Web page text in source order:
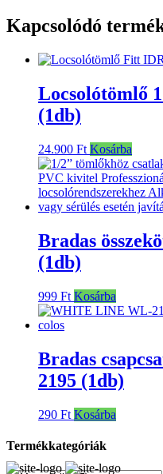
Kapcsolódó
Locsolótömlő
(1db)
24.900 Ft Kosárba
Bradas
(1db)
999 Ft Kosárba
Bradas
2195 (1db)
290 Ft Kosárba
Termékkategóriák